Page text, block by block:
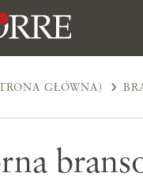
GŁÓWNA)